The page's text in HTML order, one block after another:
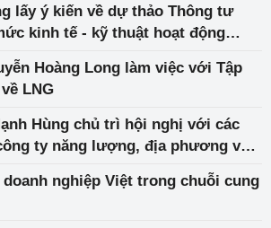
lấy ý kiến về dự thảo Thông tư
kinh tế - kỹ thuật hoạt động
Hoàng Long làm việc với Tập
LNG
Hùng chủ trì hội nghị với các
ty năng lượng, địa phương về
nghiệp Việt trong chuỗi cung